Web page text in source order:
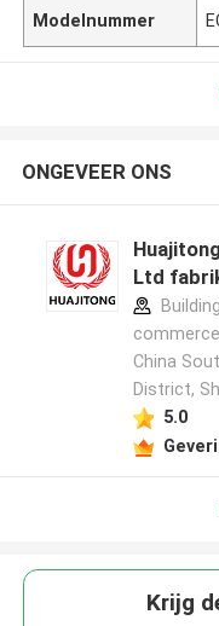
Modelnummer
ONGEVEER ONS
Ltd
China
District,
5.0
Krijg